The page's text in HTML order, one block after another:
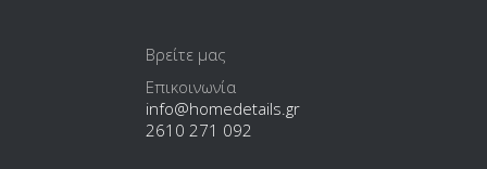
Βρείτε μας
Επικοινωνία
info@homedetails.gr
2610 271 092